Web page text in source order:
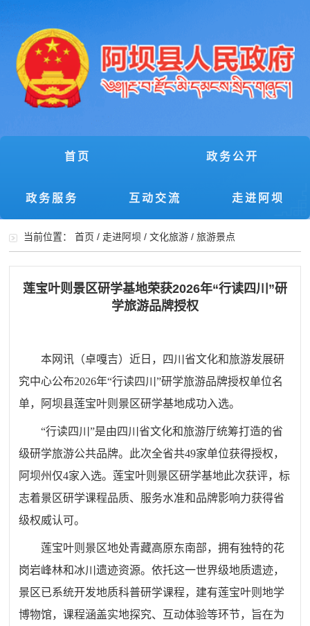
首页 政务公开
政务服务 互动交流 走进阿坝
当前位置：首页 /走进阿坝 /文化旅游 /旅游景点
莲宝叶则景区研学基地荣获2026年“行读四川”研
学旅游品牌授权
本网讯（卓嘎吉）近日，四川省文化和旅游发展研
究中心公布2026年“行读四川”研学旅游品牌授权单位名
单，阿坝县莲宝叶则景区研学基地成功入选。
“行读四川”是由四川省文化和旅游厅统筹打造的省
级研学旅游公共品牌。此次全省共49家单位获得授权，
阿坝州仅4家入选。莲宝叶则景区研学基地此次获评，标
志着景区研学课程品质、服务水准和品牌影响力获得省
级权威认可。
莲宝叶则景区地处青藏高原东南部，拥有独特的花
岗岩峰林和冰川遗迹资源。依托这一世界级地质遗迹，
景区已系统开发地质科普研学课程，建有莲宝叶则地学
博物馆，课程涵盖实地探究、互动体验等环节，旨在为